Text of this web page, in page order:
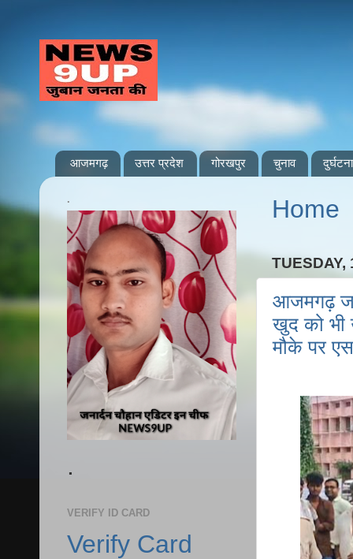
आजमगढ़ उत्तर प्रदेश गोरखपुर चुनाव दुर्घटना
Home
TUESDAY,
आजमगढ़
खुद को भी
मौके पर
.
.
VERIFY ID CARD
Verify Card